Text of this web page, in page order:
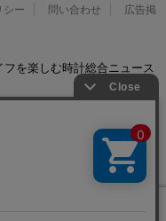
シー 問い合わせ
広告掲
を楽しむ時計総合ニュース